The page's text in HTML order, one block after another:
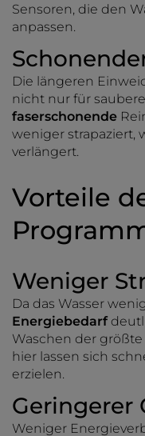
Sensoren, die den
anpassen.
Die längeren
nicht nur für
faserschonende
weniger strapaziert,
verlängert.
Vorteile
Weniger
Da das Wasser
Energiebedarf
Waschen der
hier lassen sich
erzielen.
Geringerer
Weniger